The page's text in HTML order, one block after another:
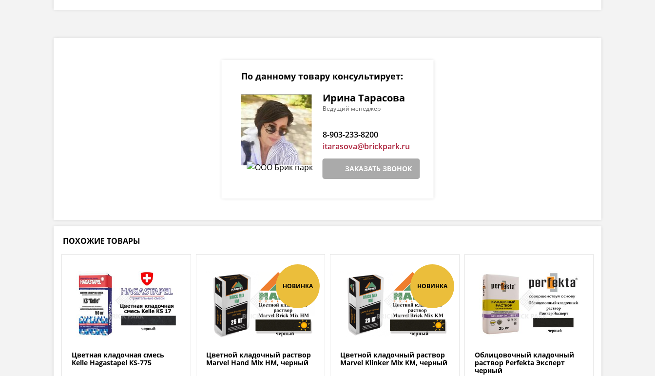
По данному товару консультирует:
Ирина Тарасова
Ведущий менеджер
8-903-233-8200
itarasova@brickpark.ru
ЗАКАЗАТЬ ЗВОНОК
ПОХОЖИЕ ТОВАРЫ
Цветная кладочная смесь
Kelle Hagastapel KS-775
НОВИНКА
Цветной кладочный раствор
Мarvel Hand Mix HM, черный
НОВИНКА
Цветной кладочный раствор
Мarvel Klinker Mix KM, черный
Облицовочный кладочный
раствор Perfekta Эксперт
черный